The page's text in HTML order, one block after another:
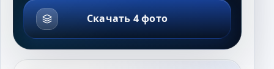
Скачать 4 фото